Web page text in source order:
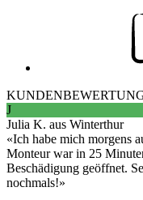
J
Julia K. aus Winterthur
Ich habe mich morgens
Monteur war in 25
Beschädigung geöffnet.
nochmals!